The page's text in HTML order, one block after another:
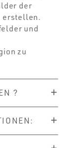
der
erstellen.
und
zu
?